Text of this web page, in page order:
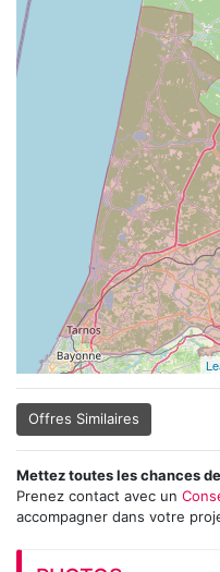
Offres Similaires
Mettez toutes les chances
Prenez contact avec un
accompagner dans votre